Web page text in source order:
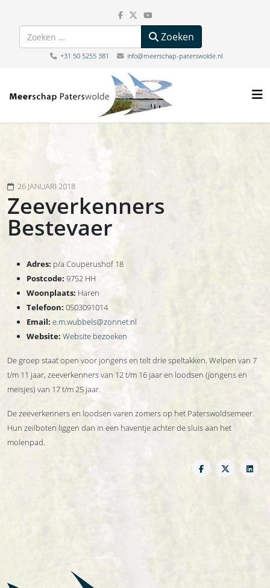
Zoeken Zoeken
+31 50 5255 381 info@meerschap-paterswolde.nl
26 JANUARI 2018
Zeeverkenners
Bestevaer
Adres: p/a Couperushof 18
Postcode: 9752 HH
Woonplaats: Haren
Telefoon: 0503091014
Email: e.m.wubbels@zonnet.nl
Website: Website bezoeken
De groep staat open voor jongens en telt drie speltakken. Welpen van 7
t/m 11 jaar, zeeverkenners van 12 t/m 16 jaar en loodsen (jongens en
meisjes) van 17 t/m 25 jaar.
De zeeverkenners en loodsen varen zomers op het Paterswoldsemeer.
Hun zeilboten liggen dan in een haventje achter de sluis aan het
molenpad.